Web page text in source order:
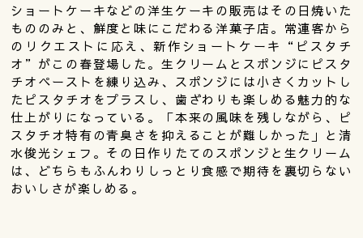
ショートケーキなどの洋生ケーキの販売はその日焼いた
もののみと、鮮度と味にこだわる洋菓子店。常連客から
のリクエストに応え、新作ショートケーキ“ピスタチ
オ”がこの春登場した。生クリームとスポンジにピスタ
チオペーストを練り込み、スポンジには小さくカットし
たピスタチオをプラスし、歯ざわりも楽しめる魅力的な
仕上がりになっている。「本来の風味を残しながら、ピ
スタチオ特有の青臭さを抑えることが難しかった」と清
水俊光シェフ。その日作りたてのスポンジと生クリーム
は、どちらもふんわりしっとり食感で期待を裏切らない
おいしさが楽しめる。